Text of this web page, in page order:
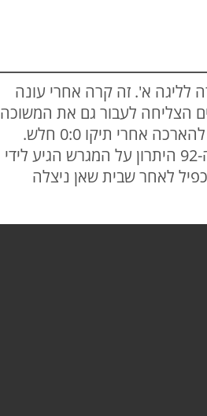
לליגה א'. זה קרה אחרי עונה
הצליחה לעבור גם את המשוכה
מהמקום ה-14 בליגה א' צעירי טייבה. כיאה לעונה מותחת משחק ההעפלה היה דרמטי ונגרר להארכה אחרי תיקו 0:0 חלש.
בהארכה כבר הדברים נראו אחרת ובית שאן שנהנתה דחיפה של מאות אוהדים ביציע. בדקה ה-92 היתרון על המגרש הגיע לידי
לאחר שבית שאן ניצלה